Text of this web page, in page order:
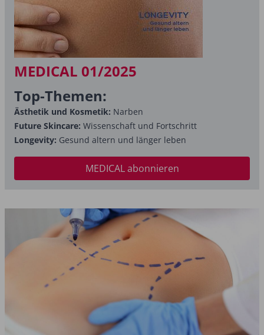
MEDICAL 01/2025
Top-Themen:
Ästhetik und Kosmetik: Narben
Future Skincare: Wissenschaft und Fortschritt
Longevity: Gesund altern und länger leben
MEDICAL abonnieren